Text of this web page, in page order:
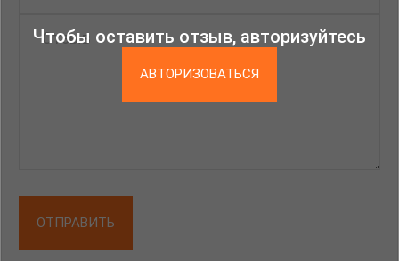
Чтобы оставить отзыв, авторизуйтесь
АВТОРИЗОВАТЬСЯ
ОТПРАВИТЬ